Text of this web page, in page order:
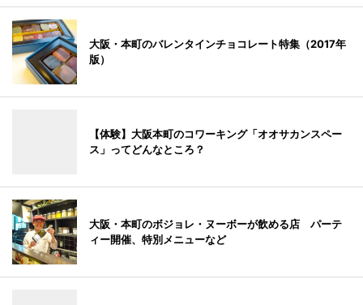
大阪・本町のバレンタインチョコレート特集（2017年
版）
【体験】大阪本町のコワーキング「オオサカンスペー
ス」ってどんなところ？
大阪・本町のボジョレ・ヌーボーが飲める店 パーテ
ィー開催、特別メニューなど